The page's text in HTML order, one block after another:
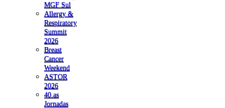
MGF Sul
Allergy &
Respiratory
Summit
2026
Breast
Cancer
Weekend
ASTOR
2026
40.as
Jornadas